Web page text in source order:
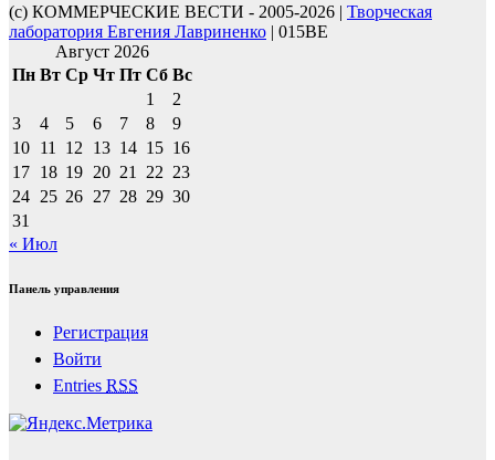
(с) КОММЕРЧЕСКИЕ ВЕСТИ - 2005-2026 | Творческая
лаборатория Евгения Лавриненко | 015BE
Август 2026
Пн Вт Ср Чт Пт Сб Вс
1
2
3
4 5 6 7 8
9
10 11 12 13 14 15 16
17 18 19 20 21 22 23
24 25 26 27 28 29 30
31
« Июл
Панель управления
Регистрация
Войти
Entries RSS